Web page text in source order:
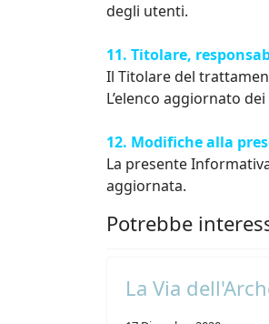
degli utenti.
11. Titolare,
Il Titolare del
L’elenco aggiornato
12. Modifiche alla
La presente
aggiornata.
Potrebbe
La Via